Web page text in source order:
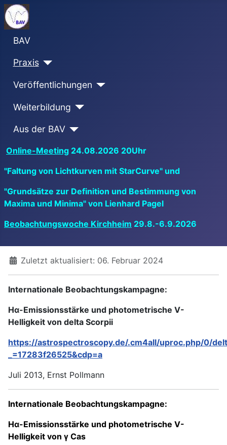
BAV
Praxis
Veröffentlichungen
Weiterbildung
Aus der BAV
Online-Meeting 24.08.2026 20Uhr
"Faltung von Lichtkurven mit StarCurve" und
"Grundsätze zur Definition und Bestimmung von
Maxima und Minima" von Lienhard Pagel
Beobachtungswoche Kirchheim 29.8.-6.9.2026
DetailsZuletzt aktualisiert: 06. Februar 2024
Internationale Beobachtungskampagne:
Hα-Emissionsstärke und photometrische V-
Helligkeit von delta Scorpii
https://astrospectroscopy.de/.cm4all/uproc.php/0/
_=17283f26525&cdp=a
Juli 2013, Ernst Pollmann
Internationale Beobachtungskampagne:
Hα-Emissionsstärke und photometrische V-
Helligkeit von γ Cas